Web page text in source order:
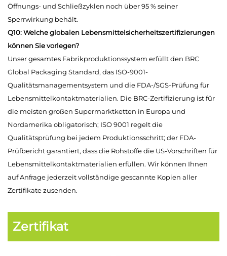
Öffnungs- und Schließzyklen noch über 95 % seiner
Sperrwirkung behält.
Q10: Welche globalen Lebensmittelsicherheitszertifizierungen
können Sie vorlegen?
Unser gesamtes Fabrikproduktionssystem erfüllt den BRC
Global Packaging Standard, das ISO-9001-
Qualitätsmanagementsystem und die FDA-/SGS-Prüfung für
Lebensmittelkontaktmaterialien. Die BRC-Zertifizierung ist für
die meisten großen Supermarktketten in Europa und
Nordamerika obligatorisch; ISO 9001 regelt die
Qualitätsprüfung bei jedem Produktionsschritt; der FDA-
Prüfbericht garantiert, dass die Rohstoffe die US-Vorschriften für
Lebensmittelkontaktmaterialien erfüllen. Wir können Ihnen
auf Anfrage jederzeit vollständige gescannte Kopien aller
Zertifikate zusenden.
Zertifikat